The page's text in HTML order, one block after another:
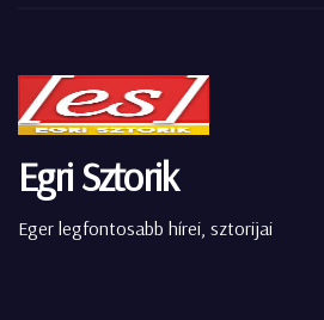
Egri Sztorik
Eger legfontosabb hírei, sztorijai